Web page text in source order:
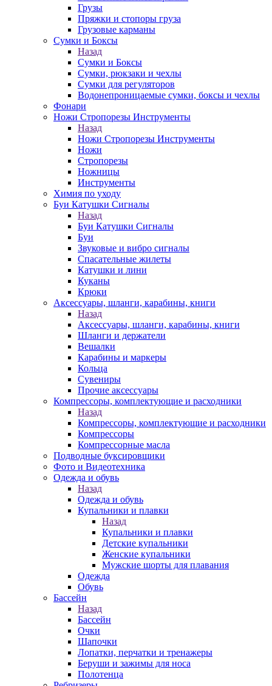
Грузы
Пряжки и стопоры груза
Грузовые карманы
Сумки и Боксы
Назад
Сумки и Боксы
Сумки, рюкзаки и чехлы
Сумки для регуляторов
Водонепроницаемые сумки, боксы и чехлы
Фонари
Ножи Стропорезы Инструменты
Назад
Ножи Стропорезы Инструменты
Ножи
Стропорезы
Ножницы
Инструменты
Химия по уходу
Буи Катушки Сигналы
Назад
Буи Катушки Сигналы
Буи
Звуковые и вибро сигналы
Спасательные жилеты
Катушки и лини
Куканы
Крюки
Аксессуары, шланги, карабины, книги
Назад
Аксессуары, шланги, карабины, книги
Шланги и держатели
Вешалки
Карабины и маркеры
Кольца
Сувениры
Прочие аксессуары
Компрессоры, комплектующие и расходники
Назад
Компрессоры, комплектующие и расходники
Компрессоры
Компрессорные масла
Подводные буксировщики
Фото и Видеотехника
Одежда и обувь
Назад
Одежда и обувь
Купальники и плавки
Назад
Купальники и плавки
Детские купальники
Женские купальники
Мужские шорты для плавания
Одежда
Обувь
Бассейн
Назад
Бассейн
Очки
Шапочки
Лопатки, перчатки и тренажеры
Беруши и зажимы для носа
Полотенца